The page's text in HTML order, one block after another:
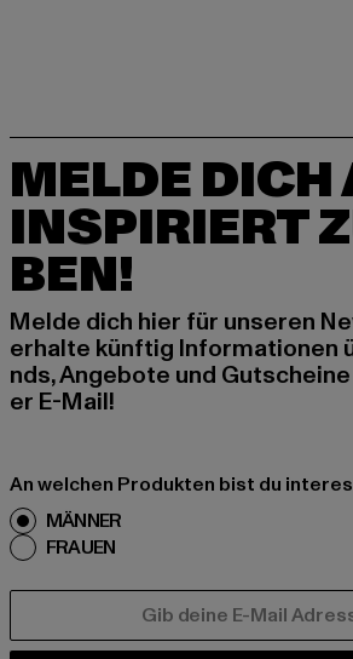
MELDE DICH
INSPIRIERT
BEN!
Melde dich hier für unseren
erhalte künftig Informationen
nds, Angebote und
er E-Mail!
An welchen Produkten bist du
MÄNNER
FRAUEN